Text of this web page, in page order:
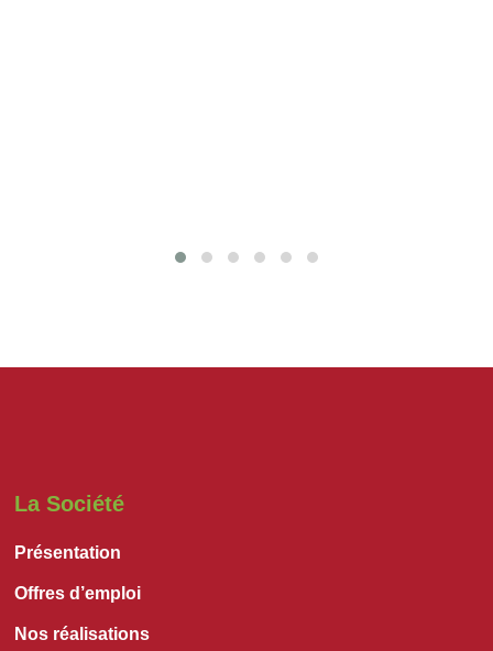
La Société
Présentation
Offres d’emploi
Nos réalisations